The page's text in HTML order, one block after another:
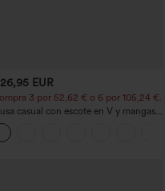
EUR
3 por 52,62 € o 6 por 105,24 €.
casual con escote en V y mangas
abullonadas